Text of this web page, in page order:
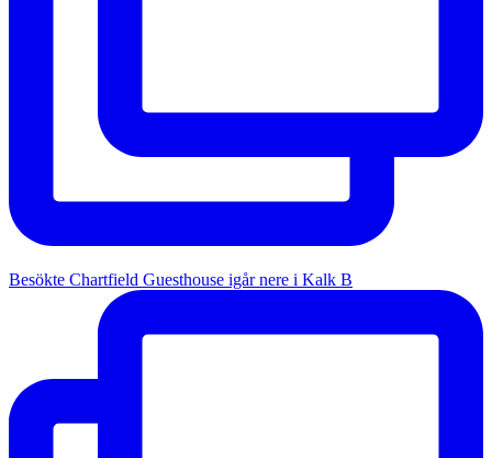
Besökte Chartfield Guesthouse igår nere i Kalk B